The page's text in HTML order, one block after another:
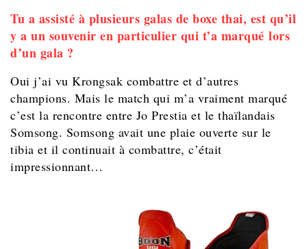
Tu a assisté à plusieurs galas de boxe thai, est qu’il
y a un souvenir en particulier qui t’a marqué lors
d’un gala ?
Oui j’ai vu Krongsak combattre et d’autres
champions. Mais le match qui m’a vraiment marqué
c’est la rencontre entre Jo Prestia et le thaïlandais
Somsong. Somsong avait une plaie ouverte sur le
tibia et il continuait à combattre, c’était
impressionnant…